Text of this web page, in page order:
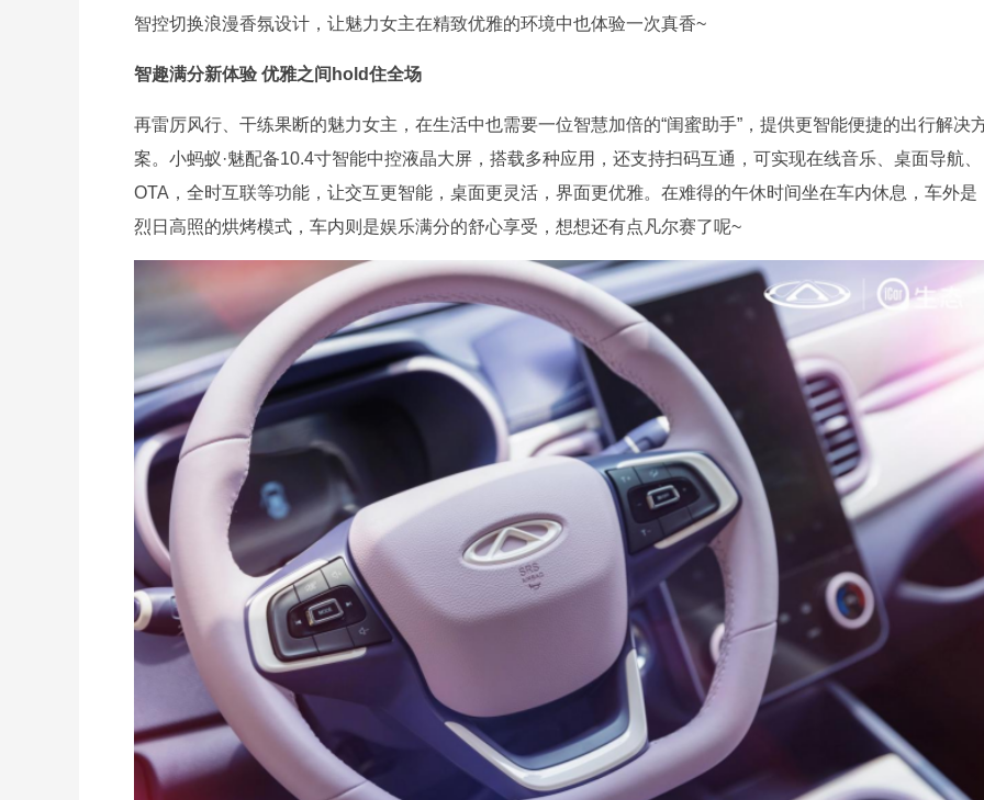
智控切换浪漫香氛设计，让魅力女主在精致优雅的环境中也体验一次真香~
智趣满分新体验 优雅之间hold住全场
再雷厉风行、干练果断的魅力女主，在生活中也需要一位智慧加倍的“闺蜜助手”，提供更智能便捷的出行解决
案。小蚂蚁·魅配备10.4寸智能中控液晶大屏，搭载多种应用，还支持扫码互通，可实现在线音乐、桌面导航、
OTA，全时互联等功能，让交互更智能，桌面更灵活，界面更优雅。在难得的午休时间坐在车内休息，车外是
烈日高照的烘烤模式，车内则是娱乐满分的舒心享受，想想还有点凡尔赛了呢~